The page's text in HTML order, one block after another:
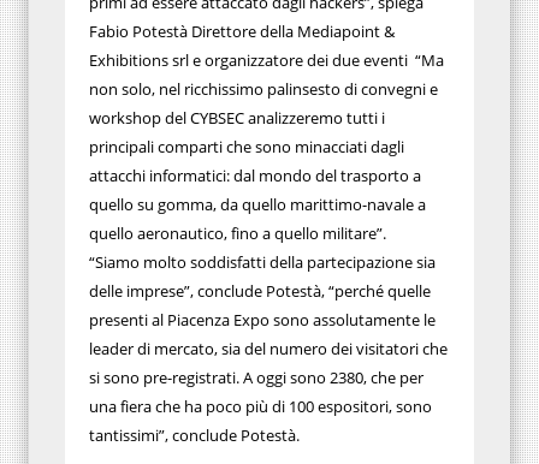
Fabio Potestà Direttore della Mediapoint &
Exhibitions srl e organizzatore dei due eventi “Ma
non solo, nel ricchissimo palinsesto di convegni e
workshop del CYBSEC analizzeremo tutti i
principali comparti che sono minacciati dagli
attacchi informatici: dal mondo del trasporto a
quello su gomma, da quello marittimo-navale a
quello aeronautico, fino a quello militare”.
“Siamo molto soddisfatti della partecipazione sia
delle imprese”, conclude Potestà, “perché quelle
presenti al Piacenza Expo sono assolutamente le
leader di mercato, sia del numero dei visitatori che
si sono pre-registrati. A oggi sono 2380, che per
una fiera che ha poco più di 100 espositori, sono
tantissimi”, conclude Potestà.